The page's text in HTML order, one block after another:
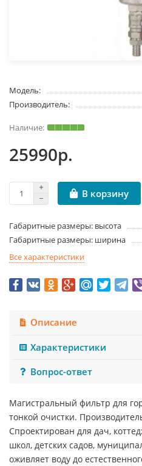
Модель:
Производитель:
25990р.
В корзину
Габаритные размеры: высота
Габаритные размеры: ширина
Все характеристики
Описание
Характеристики
Вопрос-ответ
Магистральный фильтр для
тонкой очистки.
Спроектирован для дач,
школ, детских садов,
оживляет воду до